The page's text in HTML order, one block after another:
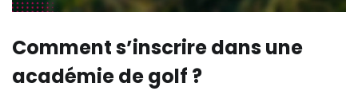
Comment s’inscrire dans une
académie de golf ?